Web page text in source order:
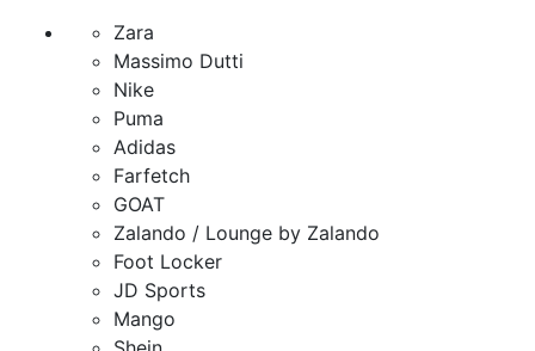
Zara
Massimo Dutti
Nike
Puma
Adidas
Farfetch
GOAT
Zalando / Lounge by Zalando
Foot Locker
JD Sports
Mango